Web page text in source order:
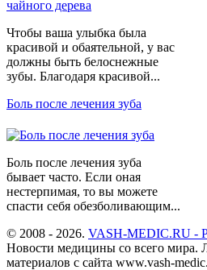
Чтобы ваша улыбка была
красивой и обаятельной, у вас
должны быть белоснежные
зубы. Благодаря красивой...
Боль после лечения зуба
Боль после лечения зуба
бывает часто. Если оная
нестерпимая, то вы можете
спасти себя обезболивающим...
© 2008 - 2026. VASH-
Новости медицины со всего мира.
материалов с сайта www.vash-